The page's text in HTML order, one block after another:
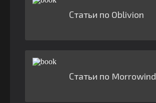
Статьи по Oblivion
Статьи по Morrowind